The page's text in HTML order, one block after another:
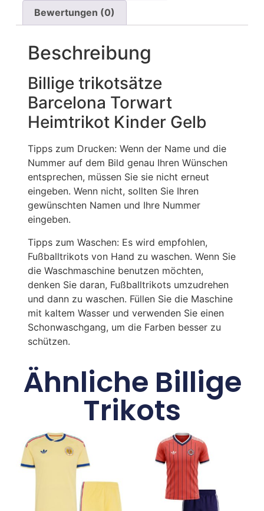
Bewertungen (0)
Beschreibung
Billige trikotsätze
Barcelona Torwart
Heimtrikot Kinder Gelb
Tipps zum Drucken: Wenn der Name und die
Nummer auf dem Bild genau Ihren Wünschen
entsprechen, müssen Sie sie nicht erneut
eingeben. Wenn nicht, sollten Sie Ihren
gewünschten Namen und Ihre Nummer
eingeben.
Tipps zum Waschen: Es wird empfohlen,
Fußballtrikots von Hand zu waschen. Wenn Sie
die Waschmaschine benutzen möchten,
denken Sie daran, Fußballtrikots umzudrehen
und dann zu waschen. Füllen Sie die Maschine
mit kaltem Wasser und verwenden Sie einen
Schonwaschgang, um die Farben besser zu
schützen.
Ähnliche Billige
Trikots